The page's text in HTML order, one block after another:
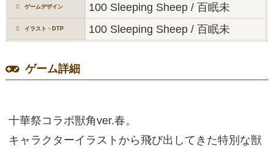
ゲームデザイン 100 Sleeping Sheep / 百眠未
イラスト・DTP 100 Sleeping Sheep / 百眠未
ゲーム詳細
十華祭コラボ獣角ver.春。
キャラクターイラストから飛び出してきた特別な獣